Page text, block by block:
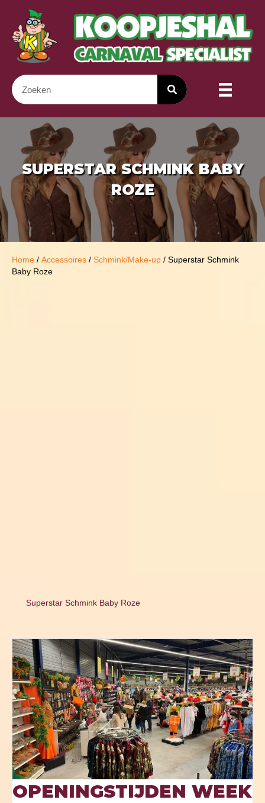
SUPERSTAR SCHMINK BABY
ROZE
Home / Accessoires / Schmink/Make-up / Superstar Schmink
Baby Roze
Superstar Schmink Baby Roze
OPENINGSTIJDEN WEEK